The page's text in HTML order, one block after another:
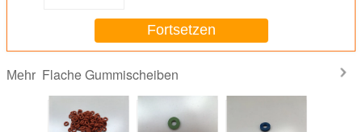
Fortsetzen
Mehr Flache Gummischeiben